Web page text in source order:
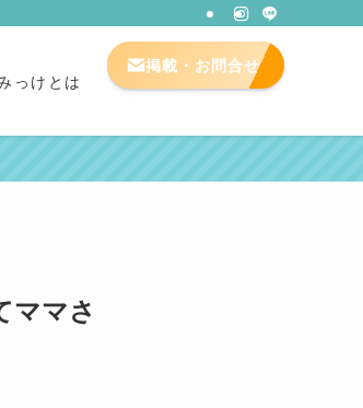
っけとは
掲載・お問合せ
ママさ